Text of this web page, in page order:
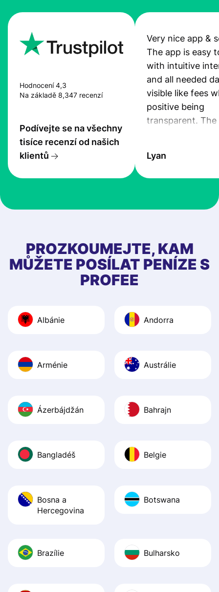
Hodnocení 4,3
Na základě 8,347 recenzí
Podívejte se na všechny
tisíce recenzí od našich
klientů
Very nice app &
The app is easy
with intuitive
and all needed
visible like fees
positive being
transparent. The
the exchange
at Profee is very
first started
app, and they
quick to provide
Recommend it!
Lyan
PROZKOUMEJTE, KAM
MŮŽETE POSÍLAT PENÍZE S
PROFEE
Albánie Andorra
Arménie Austrálie
Ázerbájdžán Bahrajn
Bangladéš Belgie
Bosna a
Hercegovina
Botswana
Brazílie Bulharsko